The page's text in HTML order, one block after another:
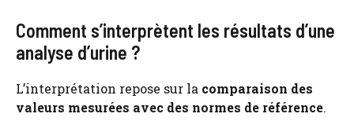
Comment s’interprètent les résultats d’une
analyse d’urine ?
L’interprétation repose sur la comparaison des
valeurs mesurées avec des normes de référence.